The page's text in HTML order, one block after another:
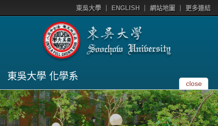
東吳大學 ENGLISH 網站地圖 更多連結
東吳大學 化學系
close